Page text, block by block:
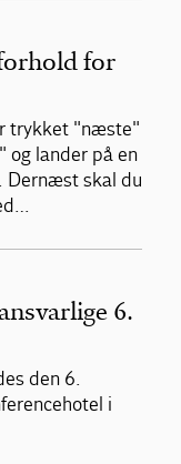
for
trykket "næste"
og lander på en
Dernæst skal du
6.
den 6.
i